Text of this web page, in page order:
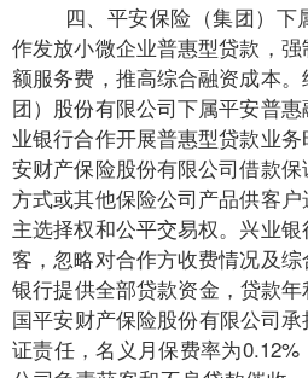
四、平安保险（集团）下
作发放小微企业普惠型贷款，
额服务费，推高综合融资成本
团）股份有限公司下属平安普
业银行合作开展普惠型贷款业
安财产保险股份有限公司借款
方式或其他保险公司产品供客
主选择权和公平交易权。兴业
客，忽略对合作方收费情况及
银行提供全部贷款资金，贷款
国平安财产保险股份有限公司
证责任，名义月保费率为